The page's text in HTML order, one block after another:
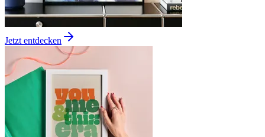
Jetzt entdecken